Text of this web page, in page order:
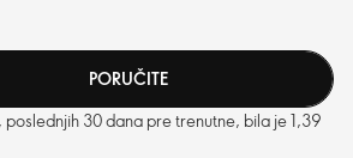
PORUČITE
30 dana pre trenutne, bila je 1,39